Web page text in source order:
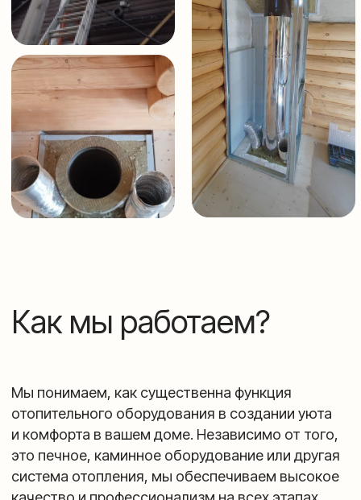
ОЦЕНКА И РАСЧЕТ
ЗАКЛЮЧЕНИЕ ДОГОВОРА
ПРОБНАЯ ПРОКОПКА
МОНТАЖ
Мы предлагаем выполнить работы по одному
из наших готовых проектов или разработать
проект под вас. Мы перезвоним и предоставим
вам консультацию по дизайну вашей мечты,
а также рассчитаем стоимость вашего заказа
в ближайшее время.